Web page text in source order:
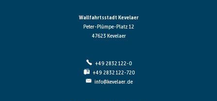
Wallfahrtsstadt Kevelaer
Peter-Plümpe-Platz 12
47623 Kevelaer
+49 2832 122-0
+49 2832 122-720
info@kevelaer.de